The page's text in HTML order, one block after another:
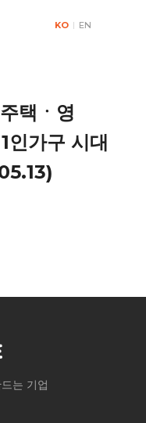
KO | EN
택ㆍ영
인가구 시대
는 기업